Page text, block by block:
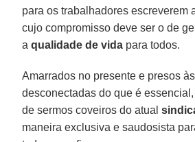
para os trabalhadores escreverem
cujo compromisso deve ser o de
aqualidade de vida para todos.
Amarrados no presente e presos
desconectadas do que é
de sermos coveiros do atual
maneira exclusiva e saudosista